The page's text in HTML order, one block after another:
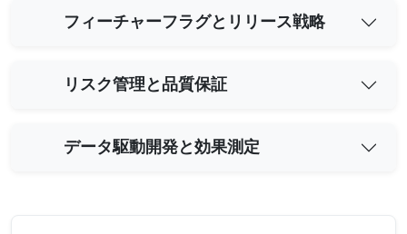
フィーチャーフラグとリリース戦略
リスク管理と品質保証
データ駆動開発と効果測定